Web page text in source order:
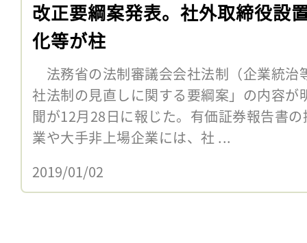
改正要綱案発表。社外取締役設
化等が柱
法務省の法制審議会会社法制（企業統治
社法制の見直しに関する要綱案」の内容が
聞が12月28日に報じた。有価証券報告書
業や大手非上場企業には、社 ...
2019/01/02